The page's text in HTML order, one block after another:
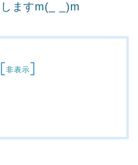
ますm(_ _)m
[非表示]